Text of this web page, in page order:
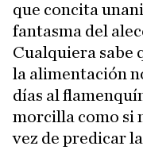
que concita
fantasma del
Cualquiera sabe
la alimentación
días al
morcilla como si
vez de predicar